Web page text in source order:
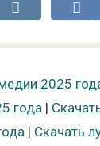
2025
года|
| Скачать